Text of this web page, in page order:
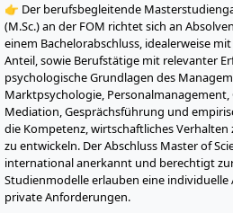
👉 Der berufsbegleitende
(M.Sc.) an der FOM richtet sich an
einem Bachelorabschluss, idealerweise
Anteil, sowie Berufstätige mit relevanter
psychologische Grundlagen des
Marktpsychologie,
Mediation, Gesprächsführung und
die Kompetenz, wirtschaftliches
zu entwickeln. Der Abschluss Master of
international anerkannt und berechtigt
Studienmodelle erlauben eine
private Anforderungen.